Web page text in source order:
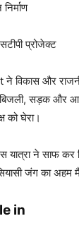
प्रोजेक्ट
और
सड़क और
को घेरा।
यात्रा ने साफ कर
जंग का अहम
in